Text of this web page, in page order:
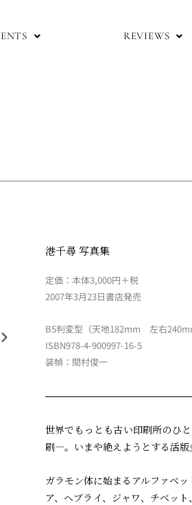
REVIEWS
港千尋 写真集
定価：本体3,000円＋税
2007年3月23日書店発売
B5判変型（天地182mm 左右
ISBN978-4-900997-16-5
装幀：間村俊一
世界でもっとも古い印刷所のひ
刷—。いまや絶えようとする活版
ガラモン体に始まるアルファベ
ア、ヘブライ、ジャワ、チベッ